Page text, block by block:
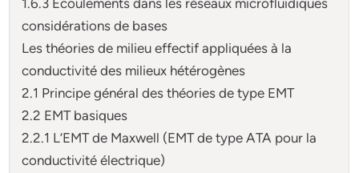
considérations de bases
Les théories de milieu effectif appliquées à la
conductivité des milieux hétérogènes
2.1 Principe général des théories de type EMT
2.2 EMT basiques
2.2.1 L’EMT de Maxwell (EMT de type ATA pour la
conductivité électrique)